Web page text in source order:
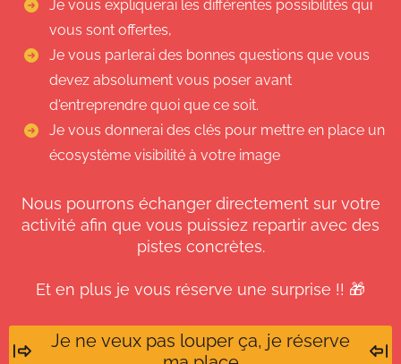
Je vous expliquerai les différentes possibilités qui
vous sont offertes,
Je vous parlerai des bonnes questions que vous
devez absolument vous poser avant
d'entreprendre quoi que ce soit.
Je vous donnerai des clés pour mettre en place un
écosystème visibilité à votre image
Nous pourrons échanger directement sur votre
activité afin que vous puissiez repartir avec des
pistes concrètes.
Et en plus je vous réserve une surprise !! 🎁
Je ne veux pas louper ça, je réserve